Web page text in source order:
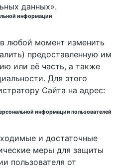
данных».
информации
любой момент изменить
предоставленную им
или её часть, а также
Для этого
Сайта на адрес:
информации пользователей
и достаточные
меры для защиты
пользователя от